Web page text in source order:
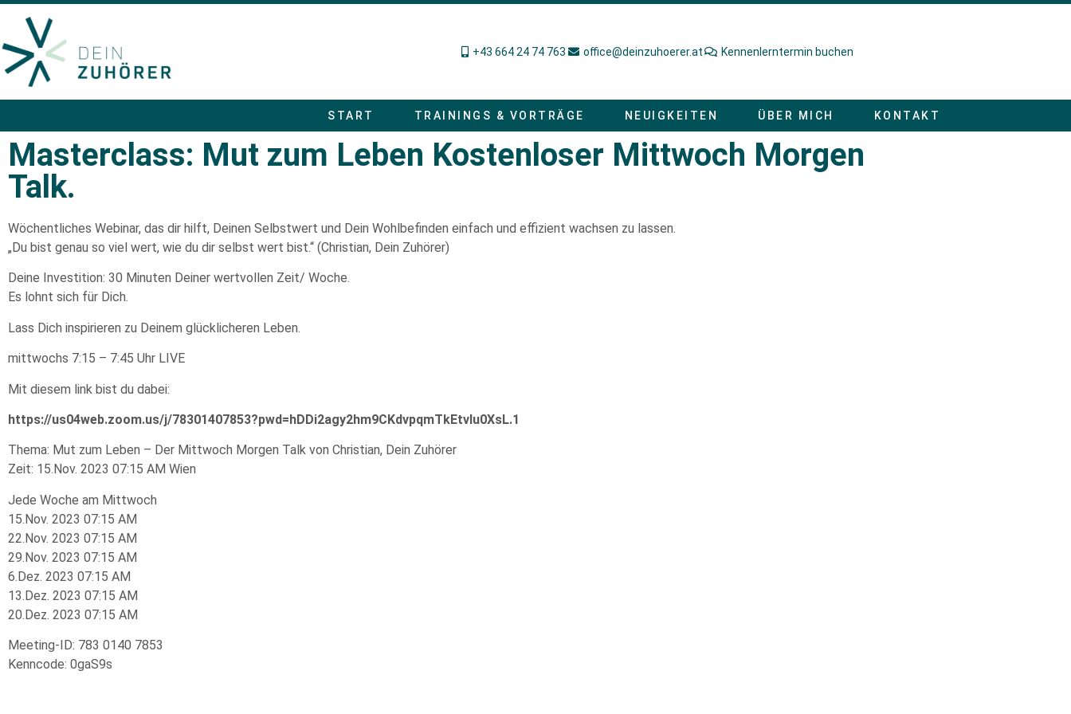
+43 664 24 74 763 office@deinzuhoerer.at Kennenlerntermin buchen
START TRAININGS & VORTRÄGE NEUIGKEITEN ÜBER MICH KONTAKT
Masterclass: Mut zum Leben Kostenloser Mittwoch Morgen
Talk.
Wöchentliches Webinar, das dir hilft, Deinen Selbstwert und Dein Wohlbefinden einfach und effizient wachsen zu lassen.
„Du bist genau so viel wert, wie du dir selbst wert bist.“ (Christian, Dein Zuhörer)
Deine Investition: 30 Minuten Deiner wertvollen Zeit/ Woche.
Es lohnt sich für Dich.
Lass Dich inspirieren zu Deinem glücklicheren Leben.
mittwochs 7:15 – 7:45 Uhr LIVE
Mit diesem link bist du dabei:
https://us04web.zoom.us/j/78301407853?pwd=hDDi2agy2hm9CKdvpqmTkEtvlu0XsL.1
Thema: Mut zum Leben – Der Mittwoch Morgen Talk von Christian, Dein Zuhörer
Zeit: 15.Nov. 2023 07:15 AM Wien
Jede Woche am Mittwoch
15.Nov. 2023 07:15 AM
22.Nov. 2023 07:15 AM
29.Nov. 2023 07:15 AM
6.Dez. 2023 07:15 AM
13.Dez. 2023 07:15 AM
20.Dez. 2023 07:15 AM
Meeting-ID: 783 0140 7853
Kenncode: 0gaS9s